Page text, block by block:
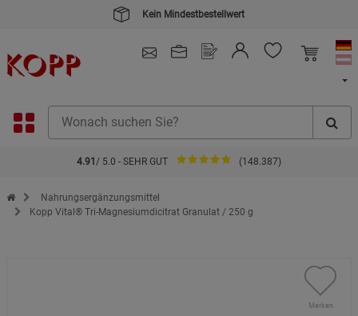
Kein Mindestbestellwert
4.91 / 5.0 - SEHR GUT (148.387)
Zur Startseite des Kopp Verlag Online-Shop
Nahrungsergänzungsmittel
Kopp Vital® Tri-Magnesiumdicitrat Granulat / 250 g
Merken